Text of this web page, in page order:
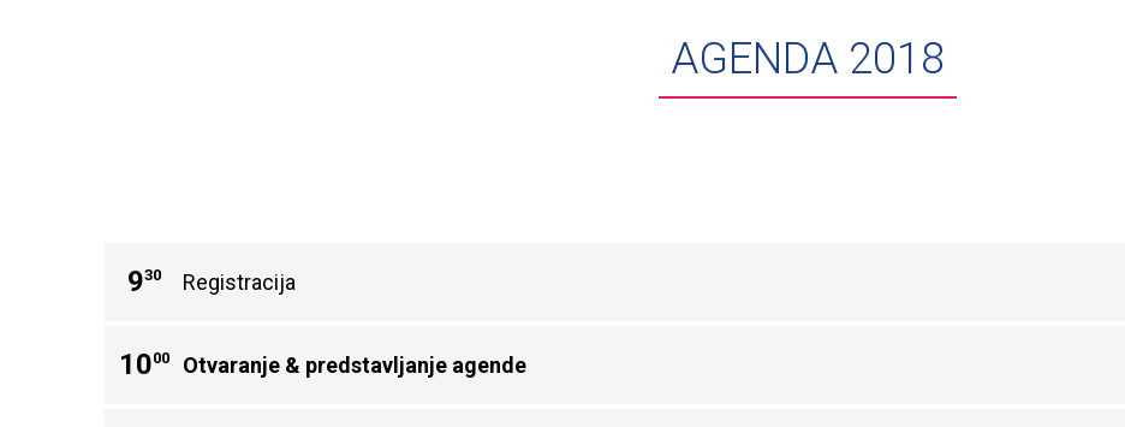
AGENDA 2018
930 Registracija
1000 Otvaranje & predstavljanje agende